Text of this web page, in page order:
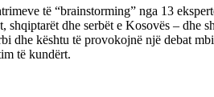
të “brainstorming” nga 13
dhe serbët e Kosovës –
dhe kështu të provokojnë një debat
të kundërt.